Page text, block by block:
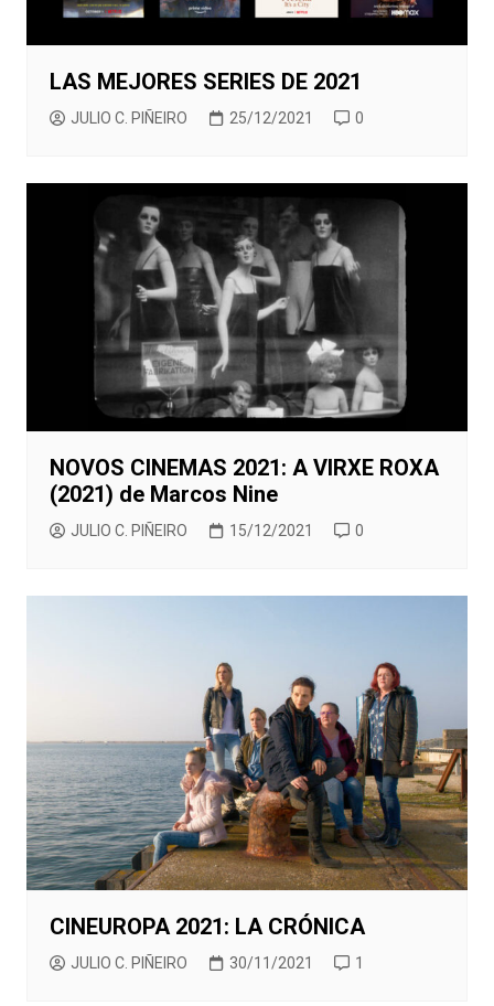
LAS MEJORES SERIES DE 2021
JULIO C. PIÑEIRO 25/12/2021 0
NOVOS CINEMAS 2021: A VIRXE ROXA
(2021) de Marcos Nine
JULIO C. PIÑEIRO 15/12/2021 0
CINEUROPA 2021: LA CRÓNICA
JULIO C. PIÑEIRO 30/11/2021 1